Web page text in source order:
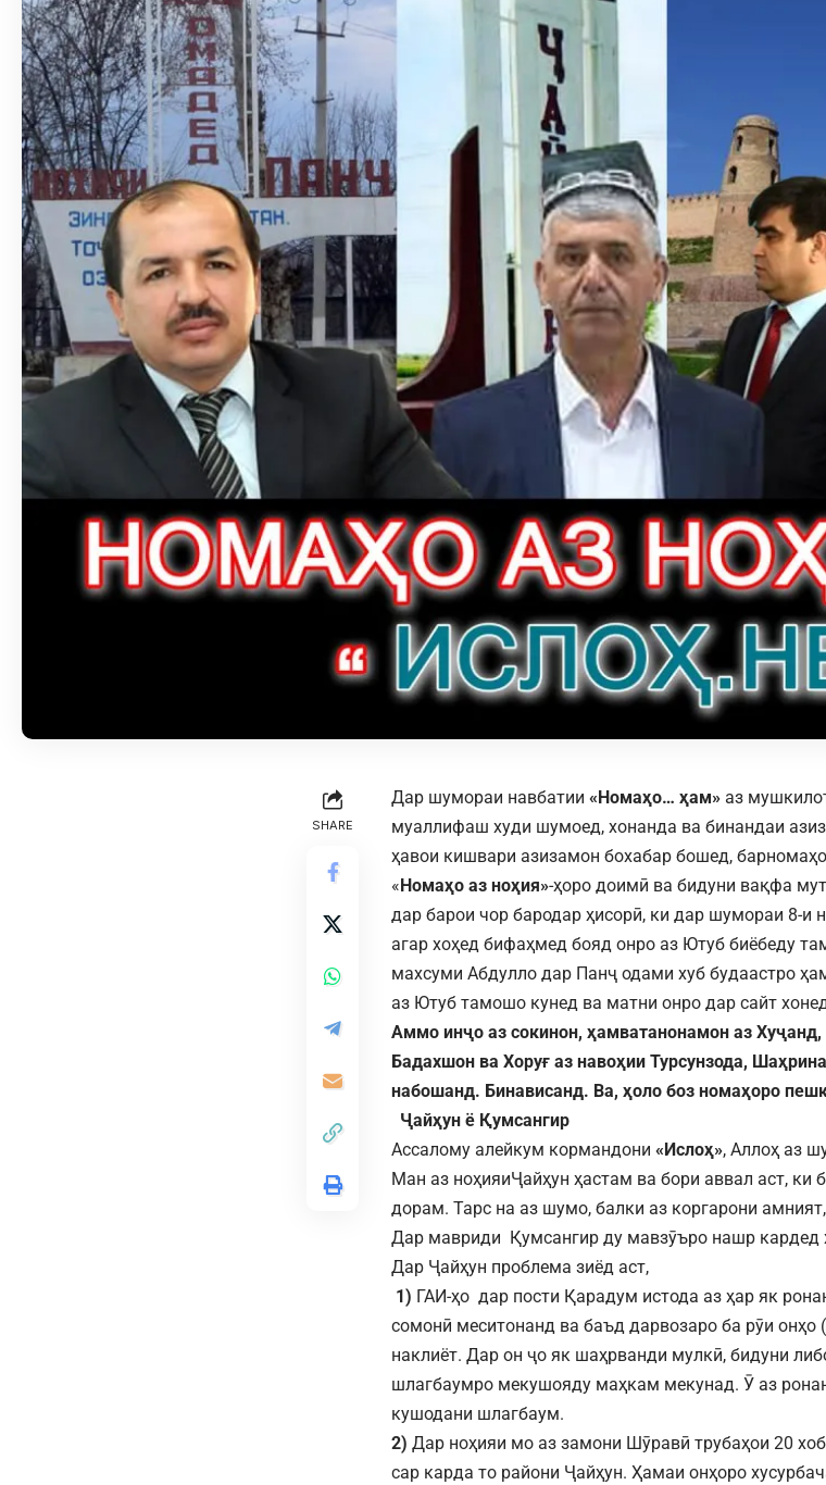
SHARE
Дар шумораи навбатии «Номаҳо… ҳам» аз
муаллифаш худи шумоед, хонанда ва бинандаи
ҳавои кишвари азизамон бохабар бошед,
«Номаҳо аз ноҳия»-ҳоро доимӣ ва бидуни вақфа
дар барои чор бародар ҳисорӣ, ки дар шумораи 8-и
агар хоҳед бифаҳмед бояд онро аз Ютуб биёбеду
махсуми Абдулло дар Панҷ одами хуб будаастро
аз Ютуб тамошо кунед ва матни онро дар сайт
Аммо инҷо аз сокинон, ҳамватанонамон аз
Бадахшон ва Хоруғ аз навоҳии Турсунзода,
набошанд. Бинависанд. Ва, ҳоло боз номаҳоро
Ҷайҳун ё Қумсангир
Ассалому алейкум кормандони «Ислоҳ», Аллоҳ аз
Ман аз ноҳияиҶайҳун ҳастам ва бори аввал аст,
дорам. Тарс на аз шумо, балки аз коргарони
Дар мавриди Қумсангир ду мавзӯъро нашр кардед
Дар Ҷайҳун проблема зиёд аст,
1) ГАИ-ҳо дар пости Қарадум истода аз ҳар як
сомонӣ меситонанд ва баъд дарвозаро ба рӯи
наклиёт. Дар он ҷо як шаҳрванди мулкӣ, бидуни
шлагбаумро мекушояду маҳкам мекунад. Ӯ аз
кушодани шлагбаум.
2) Дар ноҳияи мо аз замони Шӯравӣ трубаҳои 20
сар карда то райони Ҷайҳун. Ҳамаи онҳоро